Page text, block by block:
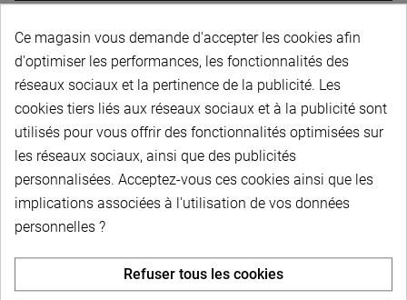
Poulie dentée HTD 14M115 - Fonte - Pas 14 mm -
Largeur courroie 115 mm - Forme poulie : 10WF - 64
Poulie dentée HTD 14M115 - Fonte - Pas 14 mm -
Largeur courroie 115 mm - Forme poulie : 10A - 72
Poulie dentée HTD 14M115 - Fonte - Pas 14 mm -
dents
Ce magasin vous demande d'accepter les cookies afin
d'optimiser les performances, les fonctionnalités des
réseaux sociaux et la pertinence de la publicité. Les
cookies tiers liés aux réseaux sociaux et à la publicité sont
utilisés pour vous offrir des fonctionnalités optimisées sur
les réseaux sociaux, ainsi que des publicités
personnalisées. Acceptez-vous ces cookies ainsi que les
implications associées à l'utilisation de vos données
personnelles ?
Refuser tous les cookies